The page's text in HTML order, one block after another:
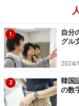
1
自分
グル
2024/
2
韓国
の数